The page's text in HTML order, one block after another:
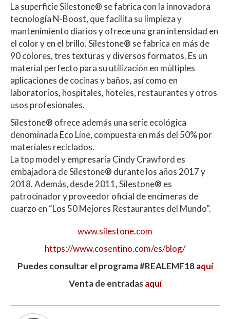
La superficie Silestone® se fabrica con la innovadora
tecnología N-Boost, que facilita su limpieza y
mantenimiento diarios y ofrece una gran intensidad en
el color y en el brillo. Silestone® se fabrica en más de
90 colores, tres texturas y diversos formatos. Es un
material perfecto para su utilización en múltiples
aplicaciones de cocinas y baños, así como en
laboratorios, hospitales, hoteles, restaurantes y otros
usos profesionales.
Silestone® ofrece además una serie ecológica
denominada Eco Line, compuesta en más del 50% por
materiales reciclados.
La top model y empresaria Cindy Crawford es
embajadora de Silestone® durante los años 2017 y
2018. Además, desde 2011, Silestone® es
patrocinador y proveedor oficial de encimeras de
cuarzo en “Los 50 Mejores Restaurantes del Mundo”.
www.silestone.com
https://www.cosentino.com/es/blog/
Puedes consultar el programa #REALEMF18aquí
Venta de entradasaquí